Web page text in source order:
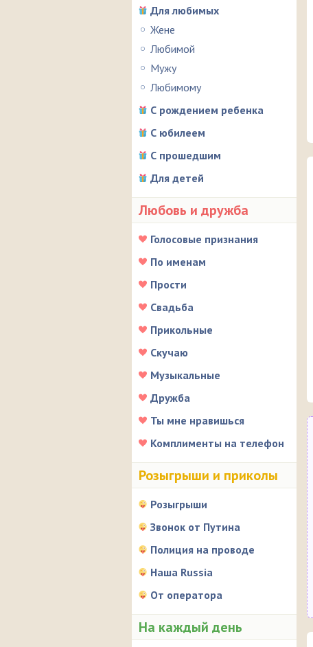
Для любимых
Жене
Любимой
Мужу
Любимому
С рождением ребенка
С юбилеем
С прошедшим
Для детей
Любовь и дружба
Голосовые признания
По именам
Прости
Свадьба
Прикольные
Скучаю
Музыкальные
Дружба
Ты мне нравишься
Комплименты на телефон
Розыгрыши и приколы
Розыгрыши
Звонок от Путина
Полиция на проводе
Наша Russia
От оператора
На каждый день